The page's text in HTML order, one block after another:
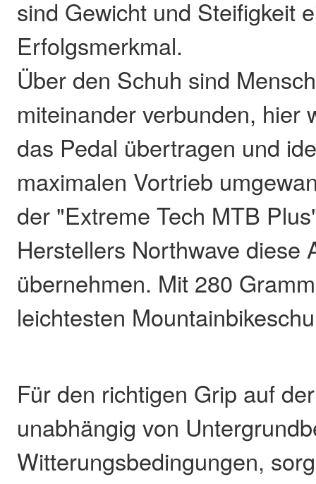
sind Gewicht und Steifigkeit
Erfolgsmerkmal.
Über den Schuh sind
miteinander verbunden, hier
das Pedal übertragen und
maximalen Vortrieb
der "Extreme Tech MTB
Herstellers Northwave diese
übernehmen. Mit 280
leichtesten
Für den richtigen Grip auf
unabhängig von
Witterungsbedingungen,